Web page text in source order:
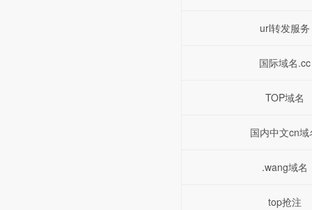
url转发服务
国际域名.cc
TOP域名
国内中文cn域
.wang域名
top抢注